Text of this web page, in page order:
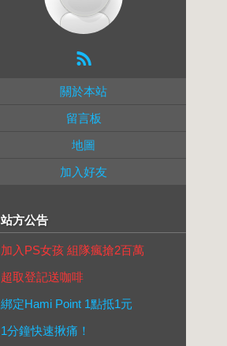
關於本站
留言板
地圖
加入好友
站方公告
加入PS女孩 組隊瘋搶2百萬
超取登記送咖啡
綁定Hami Point 1點抵1元
1分鐘快速揪痛！